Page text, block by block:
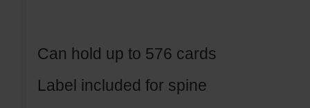
Can hold up to 576 cards
Label included for spine